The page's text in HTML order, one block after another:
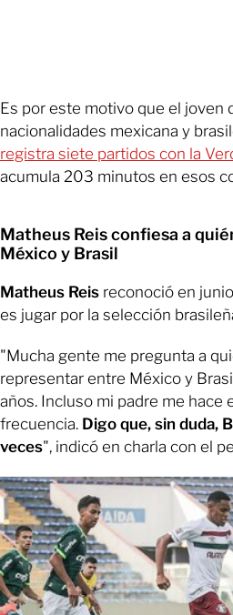
Es por este motivo que el joven
nacionalidades mexicana y
registra siete partidos con la
acumula 203 minutos en esos
Matheus Reis confiesa a
México y Brasil
Matheus Reis reconoció en
es jugar por la selección
"Mucha gente me pregunta a
representar entre México y
años. Incluso mi padre me hace
frecuencia. Digo que, sin duda,
veces", indicó en charla con el